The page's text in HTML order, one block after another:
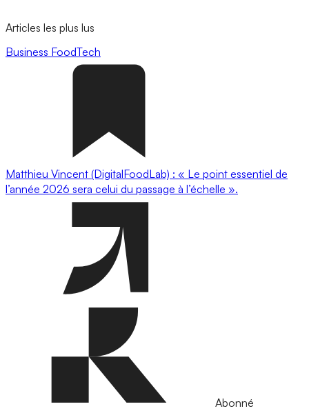
Articles les plus lus
Business FoodTech
Matthieu Vincent (DigitalFoodLab) : « Le point essentiel de
l’année 2026 sera celui du passage à l’échelle ».
Abonné